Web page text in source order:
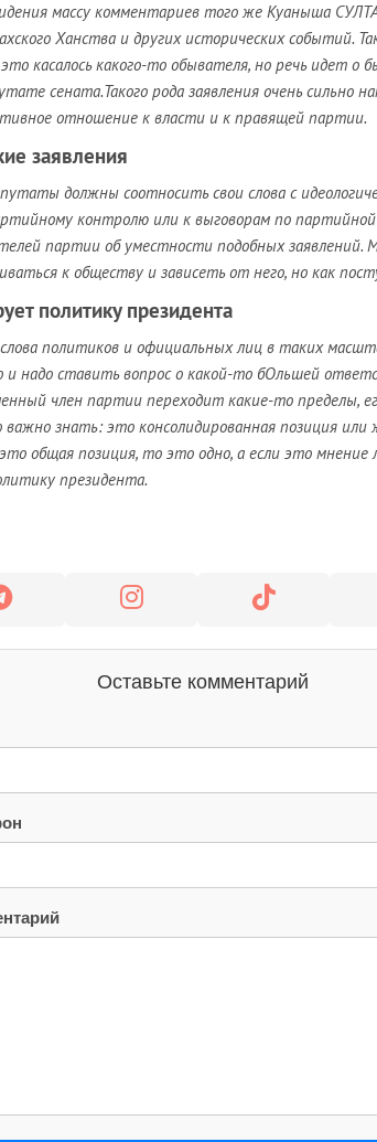
массу комментариев того же Куаныша
Ханства и других исторических событий.
касалось какого-то обывателя, но речь идет
сената.Такого рода заявления очень
отношение к власти и к правящей партии.
заявления
должны соотносить свои слова с
контролю или к выговорам по
партии об уместности подобных заявлений.
к обществу и зависеть от него, но как
политику президента
слова политиков и официальных лиц в таких
надо ставить вопрос о какой-то бОльшей
член партии переходит какие-то пределы,
знать: это консолидированная позиция
это общая позиция, то это одно, а если это мнение
президента.
Оставьте комментарий